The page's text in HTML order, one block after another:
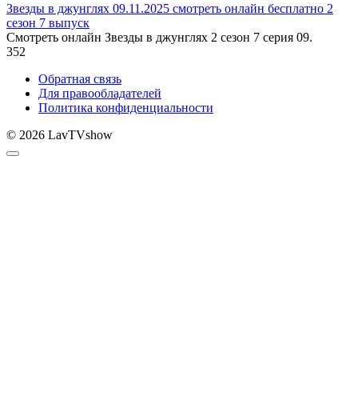
Звезды в джунглях 09.11.2025 смотреть онлайн бесплатно 2
сезон 7 выпуск
Смотреть онлайн Звезды в джунглях 2 сезон 7 серия 09.
352
Обратная связь
Для правообладателей
Политика конфиденциальности
© 2026 LavTVshow